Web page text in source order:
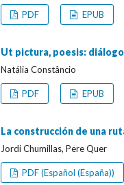
PDF EPUB
Ut pictura, poesis:
Natália Constâncio
PDF EPUB
La construcción de una
Jordi Chumillas, Pere Quer
PDF (Español (España))